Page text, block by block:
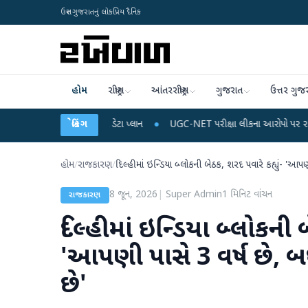
ઉત્તર ગુજરાતનું લોકપ્રિય દૈનિક
હોમ રાષ્ટ્રીય આંતરરાષ્ટ્રીય ગુજરાત ઉત્તર
બ્રેકિંગ
અને ડેટા પ્લાન UGC-NET પરીક્ષા લીકના આરોપો પર રાહુલ ગાંધીએ કેન્દ્ર
હોમ/રાજકારણ/દિલ્હીમાં ઇન્ડિયા બ્લોકની બેઠક, શરદ પવારે કહ્યું-
રાજકારણ 8 જૂન, 2026 Super Admin1 મિનિટ વાંચન
દિલ્હીમાં ઇન્ડિયા
'આપણી પાસે 3 વર્ષ છે,
છે'